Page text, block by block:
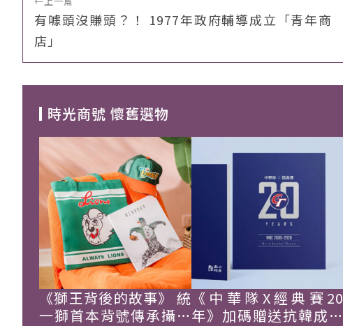
有噱頭沒賺頭？！ 1977年政府輔導成立「青年商
店」
時光商號 懷舊選物
《獅王背後的故事》 統
一獅首本背號傳承攝影
《中華隊X經典賽20
年》加碼贈送抗韓成功